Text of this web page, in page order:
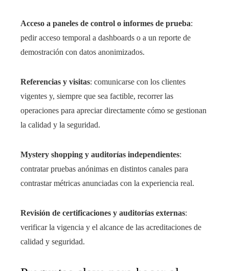
Acceso a paneles de control o informes de prueba:
pedir acceso temporal a dashboards o a un reporte de
demostración con datos anonimizados.
Referencias y visitas: comunicarse con los clientes
vigentes y, siempre que sea factible, recorrer las
operaciones para apreciar directamente cómo se gestionan
la calidad y la seguridad.
Mystery shopping y auditorías independientes:
contratar pruebas anónimas en distintos canales para
contrastar métricas anunciadas con la experiencia real.
Revisión de certificaciones y auditorías externas:
verificar la vigencia y el alcance de las acreditaciones de
calidad y seguridad.